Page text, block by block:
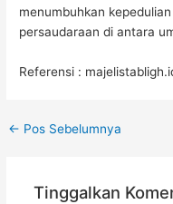
menumbuhkan
persaudaraan di antara
Referensi :
← Pos Sebelumnya
Tinggalkan